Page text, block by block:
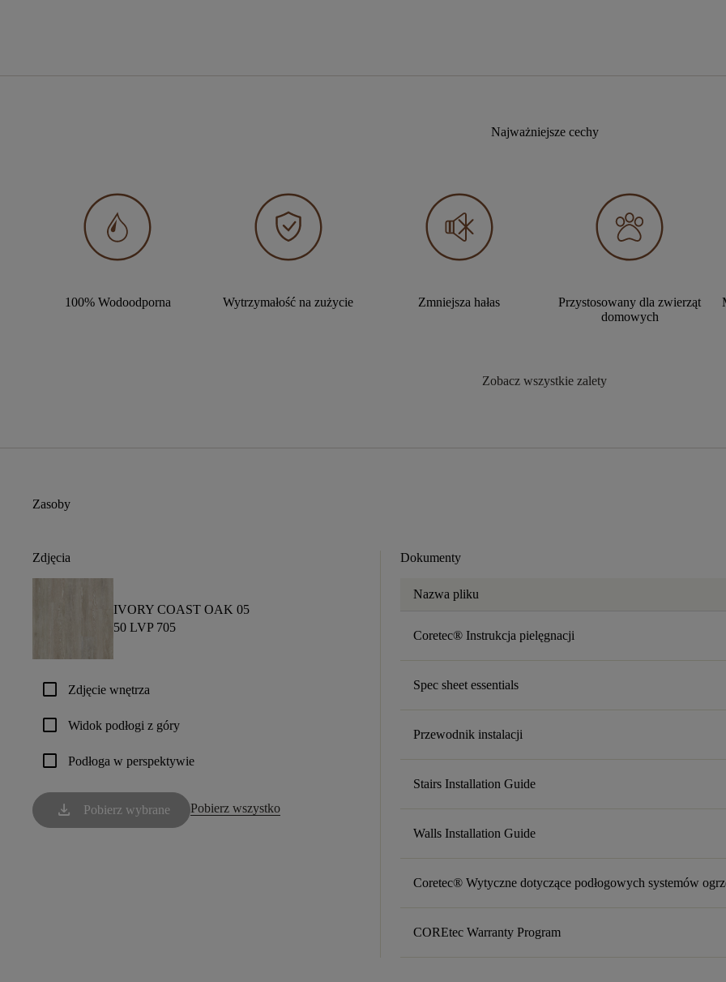
Najważniejsze cechy
100% Wodoodporna Wytrzymałość na zużycie Zmniejsza hałas
Przystosowany dla zwierząt
domowych
Zobacz wszystkie zalety
Zasoby
Zdjęcia
IVORY COAST OAK 05
50 LVP 705
check_box_outline_blank Zdjęcie wnętrza
check_box_outline_blank Widok podłogi z góry
check_box_outline_blank Podłoga w perspektywie
download Pobierz wybrane Pobierz wszystko
Dokumenty
Nazwa pliku
Coretec® Instrukcja pielęgnacji
Spec sheet essentials
Przewodnik instalacji
Stairs Installation Guide
Walls Installation Guide
Coretec® Wytyczne dotyczące podłogowych systemów
COREtec Warranty Program